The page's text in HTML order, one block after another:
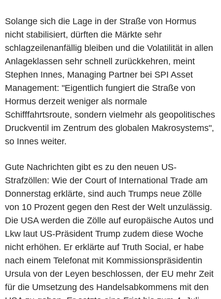
Solange sich die Lage in der Straße von Hormus
nicht stabilisiert, dürften die Märkte sehr
schlagzeilenanfällig bleiben und die Volatilität in allen
Anlageklassen sehr schnell zurückkehren, meint
Stephen Innes, Managing Partner bei SPI Asset
Management: "Eigentlich fungiert die Straße von
Hormus derzeit weniger als normale
Schifffahrtsroute, sondern vielmehr als geopolitisches
Druckventil im Zentrum des globalen Makrosystems",
so Innes weiter.
Gute Nachrichten gibt es zu den neuen US-
Strafzöllen: Wie der Court of International Trade am
Donnerstag erklärte, sind auch Trumps neue Zölle
von 10 Prozent gegen den Rest der Welt unzulässig.
Die USA werden die Zölle auf europäische Autos und
Lkw laut US-Präsident Trump zudem diese Woche
nicht erhöhen. Er erklärte auf Truth Social, er habe
nach einem Telefonat mit Kommissionspräsidentin
Ursula von der Leyen beschlossen, der EU mehr Zeit
für die Umsetzung des Handelsabkommens mit den